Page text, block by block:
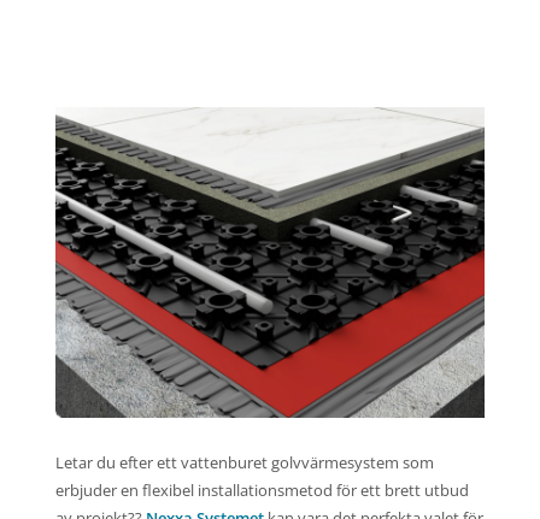
Letar du efter ett vattenburet golvvärmesystem som
erbjuder en flexibel installationsmetod för ett brett utbud